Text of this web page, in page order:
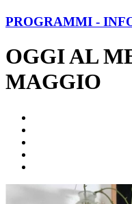
PROGRAMMI -
OGGI AL
MAGGIO